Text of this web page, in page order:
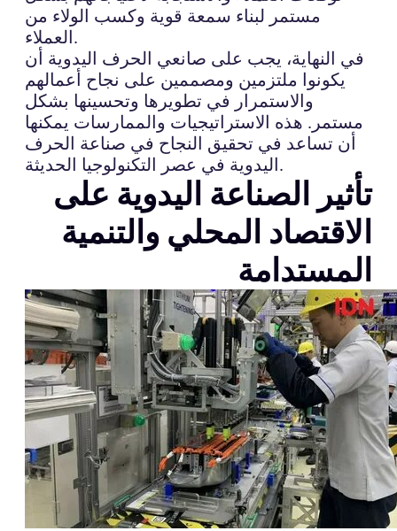
مستمر لبناء سمعة قوية وكسب الولاء من
العملاء.
في النهاية، يجب على صانعي الحرف اليدوية أن
يكونوا ملتزمين ومصممين على نجاح أعمالهم
والاستمرار في تطويرها وتحسينها بشكل
مستمر. هذه الاستراتيجيات والممارسات يمكنها
أن تساعد في تحقيق النجاح في صناعة الحرف
اليدوية في عصر التكنولوجيا الحديثة.
تأثير الصناعة اليدوية على
الاقتصاد المحلي والتنمية
المستدامة